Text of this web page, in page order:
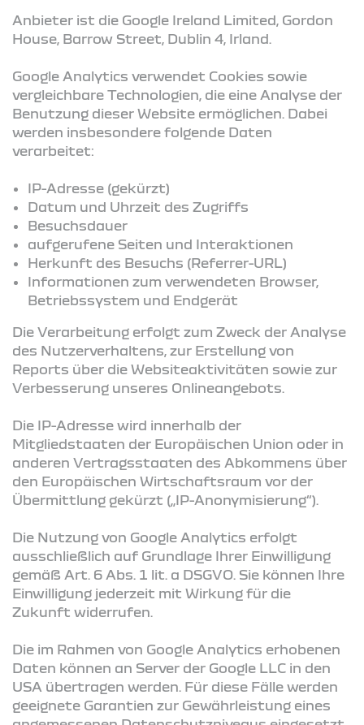
Anbieter ist die Google Ireland Limited, Gordon
House, Barrow Street, Dublin 4, Irland.
Google Analytics verwendet Cookies sowie
vergleichbare Technologien, die eine Analyse der
Benutzung dieser Website ermöglichen. Dabei
werden insbesondere folgende Daten
verarbeitet:
IP-Adresse (gekürzt)
Datum und Uhrzeit des Zugriffs
Besuchsdauer
aufgerufene Seiten und Interaktionen
Herkunft des Besuchs (Referrer-URL)
Informationen zum verwendeten Browser,
Betriebssystem und Endgerät
Die Verarbeitung erfolgt zum Zweck der Analyse
des Nutzerverhaltens, zur Erstellung von
Reports über die Websiteaktivitäten sowie zur
Verbesserung unseres Onlineangebots.
Die IP-Adresse wird innerhalb der
Mitgliedstaaten der Europäischen Union oder in
anderen Vertragsstaaten des Abkommens über
den Europäischen Wirtschaftsraum vor der
Übermittlung gekürzt („IP-Anonymisierung“).
Die Nutzung von Google Analytics erfolgt
ausschließlich auf Grundlage Ihrer Einwilligung
gemäß Art. 6 Abs. 1 lit. a DSGVO. Sie können Ihre
Einwilligung jederzeit mit Wirkung für die
Zukunft widerrufen.
Die im Rahmen von Google Analytics erhobenen
Daten können an Server der Google LLC in den
USA übertragen werden. Für diese Fälle werden
geeignete Garantien zur Gewährleistung eines